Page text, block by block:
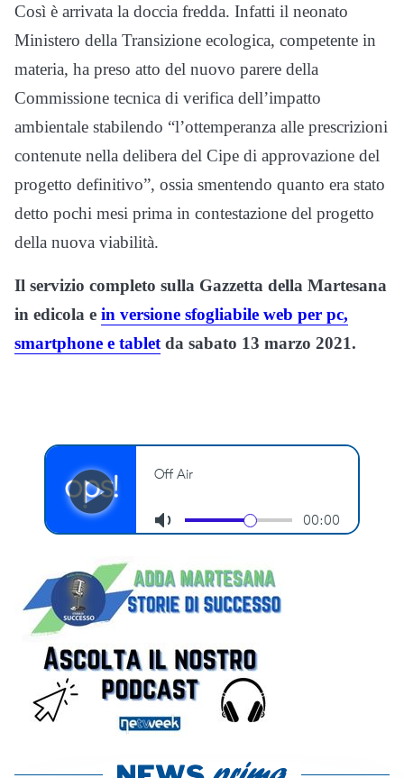
Così è arrivata la doccia fredda. Infatti il neonato
Ministero della Transizione ecologica, competente in
materia, ha preso atto del nuovo parere della
Commissione tecnica di verifica dell’impatto
ambientale stabilendo “l’ottemperanza alle prescrizioni
contenute nella delibera del Cipe di approvazione del
progetto definitivo”, ossia smentendo quanto era stato
detto pochi mesi prima in contestazione del progetto
della nuova viabilità.
Il servizio completo sulla Gazzetta della Martesana
in edicola e in versione sfogliabile web per pc,
smartphone e tablet da sabato 13 marzo 2021.